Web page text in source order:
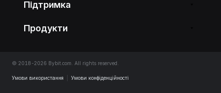
Підтримка
Продукти
© 2018-2026 Bybit.com. All rights reserved.
Умови використання Умови конфіденційності